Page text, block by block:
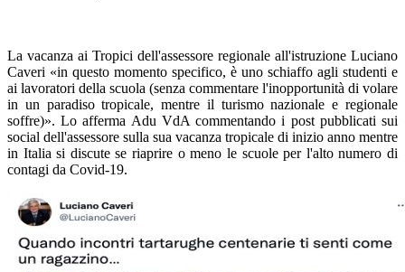
La vacanza ai Tropici dell'assessore regionale all'istruzione Luciano
Caveri «in questo momento specifico, è uno schiaffo agli studenti e
ai lavoratori della scuola (senza commentare l'inopportunità di volare
in un paradiso tropicale, mentre il turismo nazionale e regionale
soffre)». Lo afferma Adu VdA commentando i post pubblicati sui
social dell'assessore sulla sua vacanza tropicale di inizio anno mentre
in Italia si discute se riaprire o meno le scuole per l'alto numero di
contagi da Covid-19.